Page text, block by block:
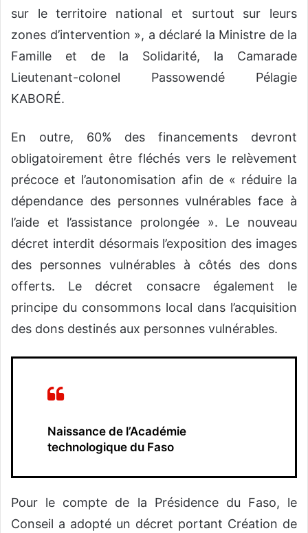
sur le territoire national et surtout sur leurs
zones d’intervention », a déclaré la Ministre de la
Famille et de la Solidarité, la Camarade
Lieutenant-colonel Passowendé Pélagie
KABORÉ.
En outre, 60% des financements devront
obligatoirement être fléchés vers le relèvement
précoce et l’autonomisation afin de « réduire la
dépendance des personnes vulnérables face à
l’aide et l’assistance prolongée ». Le nouveau
décret interdit désormais l’exposition des images
des personnes vulnérables à côtés des dons
offerts. Le décret consacre également le
principe du consommons local dans l’acquisition
des dons destinés aux personnes vulnérables.
Naissance de l’Académie
technologique du Faso
Pour le compte de la Présidence du Faso, le
Conseil a adopté un décret portant Création de